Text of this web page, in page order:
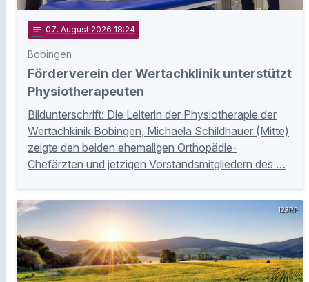
notes 07. August 2026 18:24
Bobingen
Förderverein der Wertachklinik unterstützt
Physiotherapeuten
Bildunterschrift: Die Leiterin der Physiotherapie der
Wertachkinik Bobingen, Michaela Schildhauer (Mitte)
zeigte den beiden ehemaligen Orthopädie-
Chefärzten und jetzigen Vorstandsmitgliedern des …
123RF